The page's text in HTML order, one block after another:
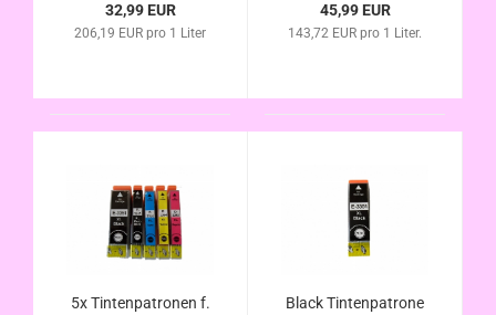
T3363 T3364
Orangen Tinten Serie
32,99 EUR
206,19 EUR pro 1 Liter
T3363 T3364
Orangen Tinten Serie
45,99 EUR
143,72 EUR pro 1 Liter.
5x Tintenpatronen f.
Black Tintenpatrone